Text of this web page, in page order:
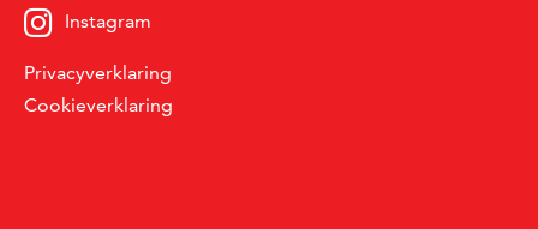
Instagram
Privacyverklaring
Cookieverklaring